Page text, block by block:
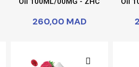
260,00 MAD